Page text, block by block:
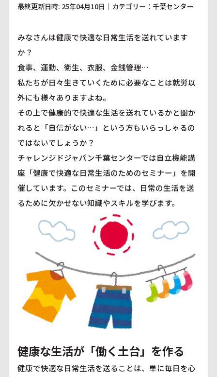
最終更新日時: 25年04月10日｜カテゴリー：千葉センター
みなさんは健康で快適な日常生活を送れています
か？
食事、運動、衛生、衣服、金銭管理…
私たちが日々生きていくために必要なことは就労以
外にも様々ありますよね。
その上で健康的で快適な生活を送れているかと聞か
れると「自信がない…」という方もいらっしゃるの
ではないでしょうか？
チャレンジドジャパン千葉センターでは自立機能講
座「健康で快適な日常生活のためのセミナー」を開
催しています。このセミナーでは、日常の生活を送
るために欠かせない知識やスキルを学びます。
健康な生活が「働く土台」を作る
健康で快適な日常生活を送ることは、単に毎日を心